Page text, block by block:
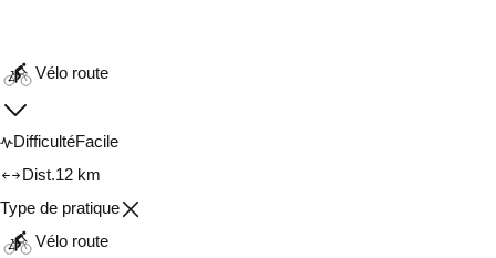
Vélo route
DifficultéFacile
Dist.12 km
Type de pratique
Vélo route